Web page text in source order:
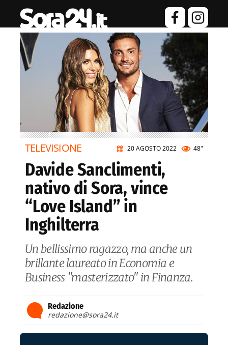
20 AGOSTO 2022 48"
TELEVISIONE
Davide Sanclimenti,
nativo di Sora, vince
“Love Island” in
Inghilterra
Un bellissimo ragazzo, ma anche un
brillante laureato in Economia e
Business "masterizzato" in Finanza.
Redazione
redazione@sora24.it